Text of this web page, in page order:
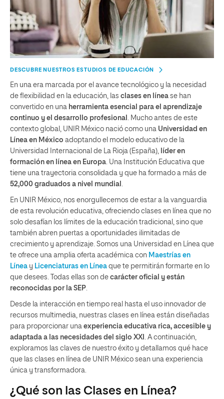
DESCUBRE NUESTROS ESTUDIOS DE EDUCACIÓN
En una era marcada por el avance tecnológico y la necesidad
de flexibilidad en la educación, las clases en línea se han
convertido en una herramienta esencial para el aprendizaje
continuo y el desarrollo profesional
. Mucho antes de este
contexto global, UNIR México nació como una Universidad en
Línea en México adoptando el modelo educativo de la
Universidad Internacional de La Rioja (España),
líder en
formación en línea en Europa . Una Institución Educativa que
tiene una trayectoria consolidada y que ha formado a más de
52,000 graduados a nivel mundial
En UNIR México, nos enorgullecemos de estar a la vanguardia
de esta revolución educativa, ofreciendo clases en línea que no
solo desafían los límites de la educación tradicional, sino que
también abren puertas a oportunidades ilimitadas de
crecimiento y aprendizaje. Somos una Universidad en Línea que
te ofrece una amplia oferta académica con Maestrías en
Línea y Licenciaturas en Línea que te permitirán formarte en lo
que desees. Todas ellas son de carácter oficial y están
reconocidas por la SEP
Desde la interacción en tiempo real hasta el uso innovador de
recursos multimedia, nuestras clases en línea están diseñadas
para proporcionar una experiencia educativa rica, accesible y
adaptada a las necesidades del siglo XXI
. A continuación,
exploramos las claves de nuestro éxito y detallamos qué hace
que las clases en línea de UNIR México sean una experiencia
única y transformadora.
¿Qué son las Clases en Línea?